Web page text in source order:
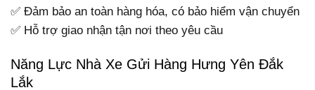
✅ Đảm bảo an toàn hàng hóa, có bảo hiểm vận chuyển
✅ Hỗ trợ giao nhận tận nơi theo yêu cầu
Năng Lực Nhà Xe Gửi Hàng Hưng Yên Đắk
Lắk